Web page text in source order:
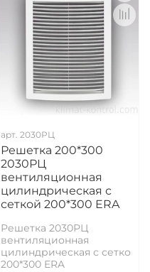
арт. 2030РЦ
Решетка 200*300
2030РЦ
вентиляционная
цилиндрическая с
сеткой 200*300 ERA
Решетка 2030РЦ
вентиляционная
цилиндрическая с сетко
200*300 ERA